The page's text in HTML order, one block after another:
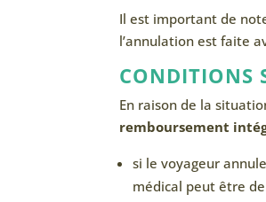
Il est important de
l’annulation est faite
CONDITIONS
En raison de la
remboursement
si le voyageur
médical peut être